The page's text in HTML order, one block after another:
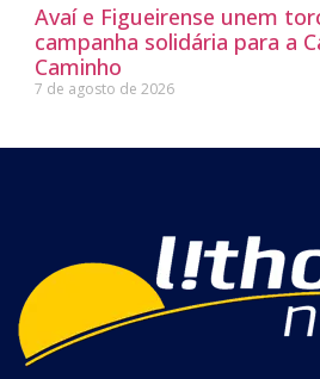
Avaí e Figueirense unem
campanha solidária para a
Caminho
7 de agosto de 2026